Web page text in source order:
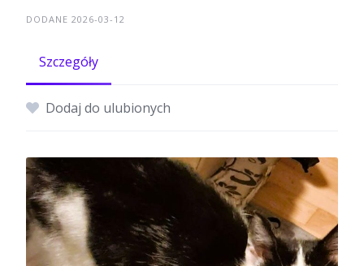
DODANE 2026-03-12
Szczegóły
Dodaj do ulubionych